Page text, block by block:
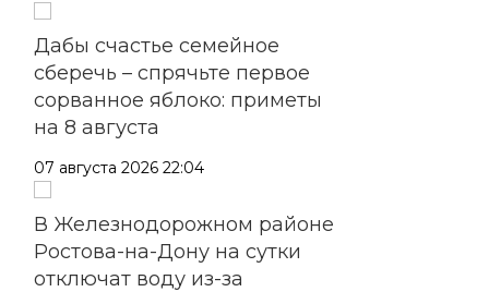
Дабы счастье семейное
сберечь – спрячьте первое
сорванное яблоко: приметы
на 8 августа
07 августа 2026 22:04
В Железнодорожном районе
Ростова-на-Дону на сутки
отключат воду из-за